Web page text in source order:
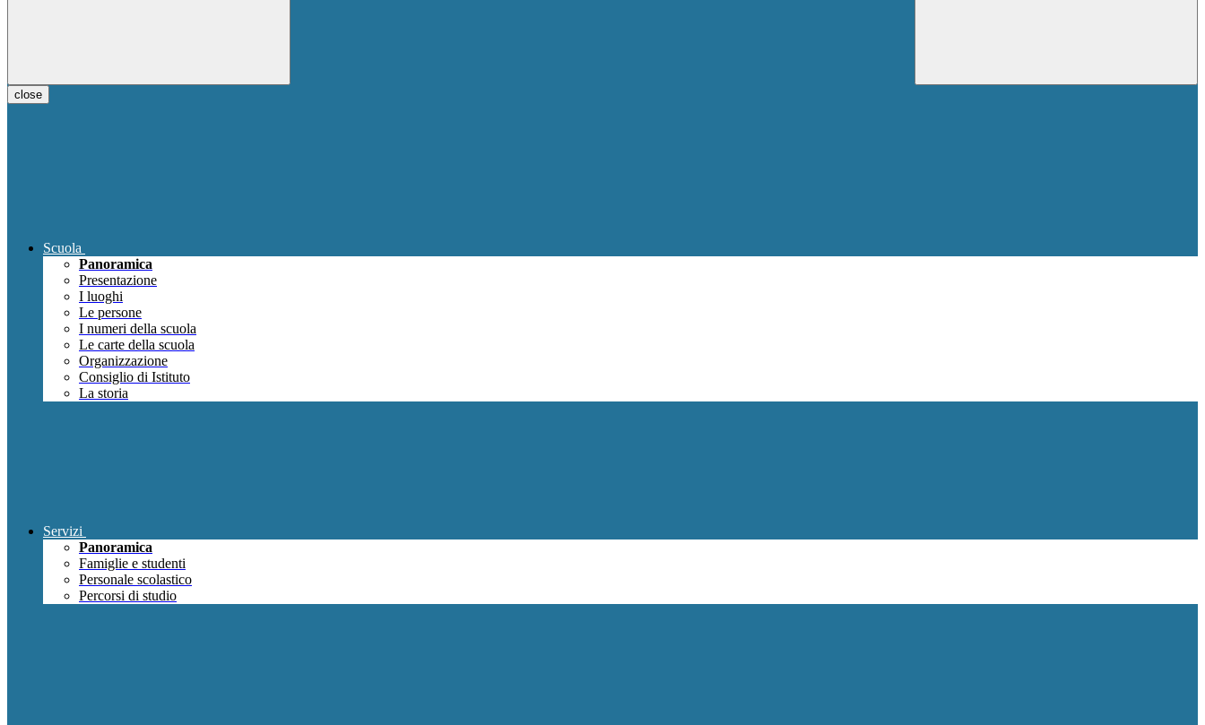
close
Scuola
Panoramica
Presentazione
I luoghi
Le persone
I numeri della scuola
Le carte della scuola
Organizzazione
Consiglio di Istituto
La storia
Servizi
Panoramica
Famiglie e studenti
Personale scolastico
Percorsi di studio